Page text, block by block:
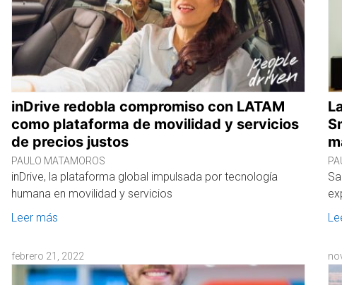
inDrive redobla compromiso con LATAM
como plataforma de movilidad y servicios
de precios justos
PAULO MATAMOROS
inDrive, la plataforma global impulsada por tecnología
humana en movilidad y servicios
Leer más
febrero 21, 2022